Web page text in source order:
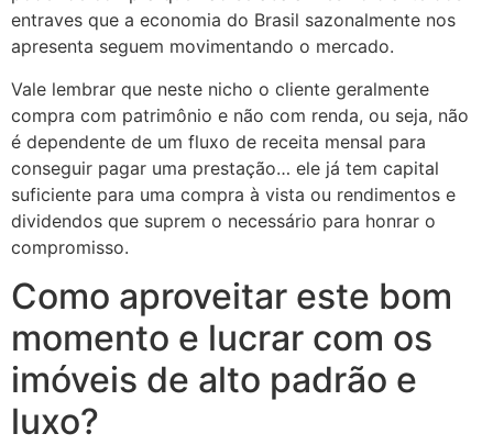
entraves que a economia do Brasil sazonalmente nos
apresenta seguem movimentando o mercado.
Vale lembrar que neste nicho o cliente geralmente
compra com patrimônio e não com renda, ou seja, não
é dependente de um fluxo de receita mensal para
conseguir pagar uma prestação… ele já tem capital
suficiente para uma compra à vista ou rendimentos e
dividendos que suprem o necessário para honrar o
compromisso.
Como aproveitar este bom
momento e lucrar com os
imóveis de alto padrão e
luxo?